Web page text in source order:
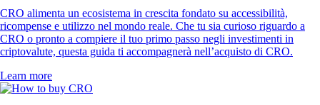
CRO alimenta un ecosistema in crescita fondato su accessibilità,
ricompense e utilizzo nel mondo reale. Che tu sia curioso riguardo a
CRO o pronto a compiere il tuo primo passo negli investimenti in
criptovalute, questa guida ti accompagnerà nell’acquisto di CRO.
Learn more